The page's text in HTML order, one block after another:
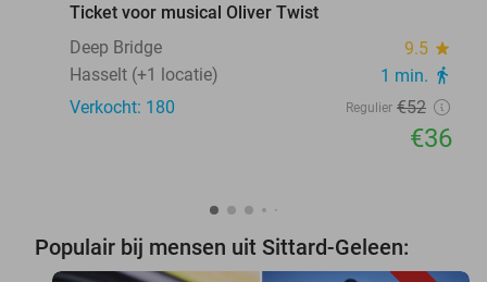
Ticket voor musical Oliver Twist
Deep Bridge
9.5 star
Hasselt (+1 locatie) 1 min. directions_walk
Verkocht: 180 Regulier €52
€36
Populair bij mensen uit Sittard-Geleen: